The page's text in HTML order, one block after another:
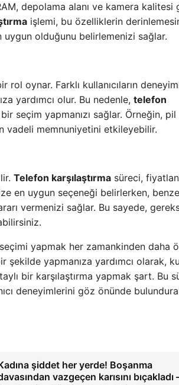
depolama alanı ve kamera kalitesi
işlemi, bu özelliklerin
uygun olduğunu belirlemenizi sağlar.
oynar. Farklı kullanıcıların
yardımcı olur. Bu nedenle, telefon
seçim yapmanızı sağlar. Örneğin, pil
vadeli memnuniyetini etkileyebilir.
Telefon karşılaştırma süreci,
en uygun seçeneği belirlerken,
vermenizi sağlar. Bu sayede,
yapmak her zamankinden daha
yapmanıza yardımcı olarak,
bir karşılaştırma yapmak şart. Bu
deneyimlerini göz önünde
şiddet her yerde! Boşanma
vazgeçen karısını bıçakladı